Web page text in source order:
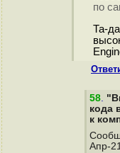
по
Та-
58.
кода
к
Апр-